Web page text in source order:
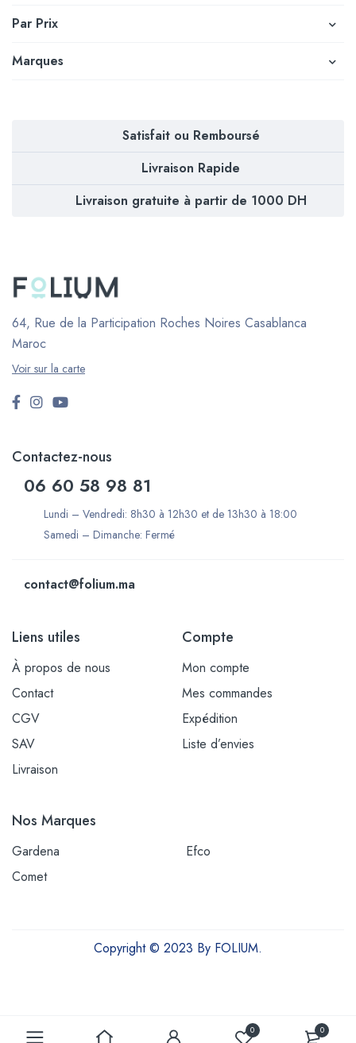
0 0
Par Prix
Marques
Satisfait ou Remboursé
Livraison Rapide
Livraison gratuite à partir de 1000 DH
64, Rue de la Participation Roches Noires Casablanca
Maroc
Voir sur la carte
Contactez-nous
06 60 58 98 81
Lundi – Vendredi: 8h30 à 12h30 et de 13h30 à 18:00
Samedi – Dimanche: Fermé
contact@folium.ma
Liens utiles
À propos de nous
Contact
CGV
SAV
Livraison
Compte
Mon compte
Mes commandes
Expédition
Liste d’envies
Nos Marques
Gardena
Efco
Comet
Copyright © 2023 By FOLIUM.
Outils et équipements pour une vie plus verte